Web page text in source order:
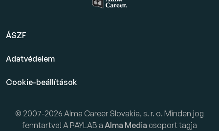
ÁSZF
Adatvédelem
Cookie-beállítások
© 2007-2026 Alma Career Slovakia, s. r. o. Minden jog
fenntartva! A PAYLAB a Alma Media csoport tagja